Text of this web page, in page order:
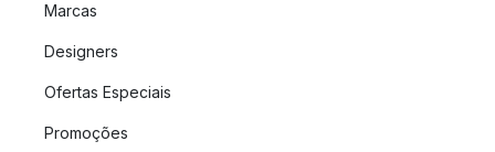
Marcas
Designers
Ofertas Especiais
Promoções